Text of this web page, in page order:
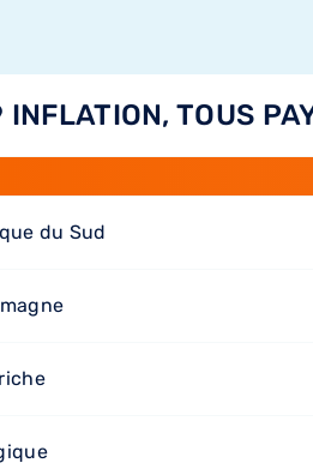
TOUS
du Sud